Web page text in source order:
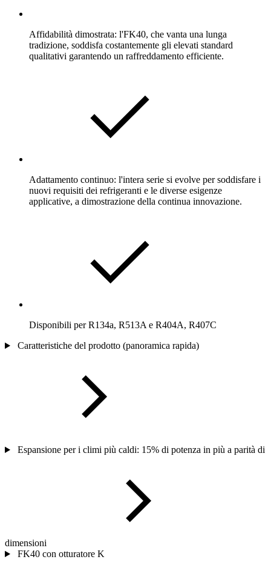
Affidabilità dimostrata: l'FK40, che vanta una lunga
tradizione, soddisfa costantemente gli elevati standard
qualitativi garantendo un raffreddamento efficiente.
Adattamento continuo: l'intera serie si evolve per soddisfare i
nuovi requisiti dei refrigeranti e le diverse esigenze
applicative, a dimostrazione della continua innovazione.
Disponibili per R134a, R513A e R404A, R407C
Caratteristiche del prodotto (panoramica rapida)
Espansione per i climi più caldi: 15% di potenza in più a parità di
dimensioni
FK40 con otturatore K